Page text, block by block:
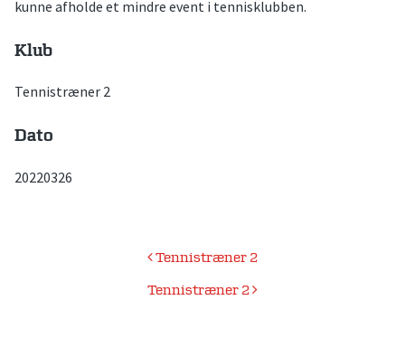
kunne afholde et mindre event i tennisklubben.
Klub
Tennistræner 2
Dato
20220326
IndlægsnavigationTennistræner 2
Tennistræner 2